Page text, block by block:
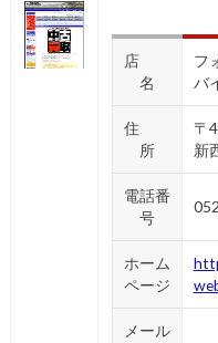
店
名
フ
バ
住
所
〒
新
電話番
号
ホーム
ページ
メール